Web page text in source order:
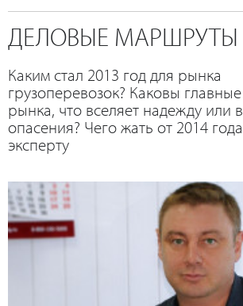
ДЕЛОВЫЕ МАРШРУТЫ
Каким стал 2013 год для рынка
грузоперевозок? Каковы
рынка, что вселяет надежду или
опасения? Чего жать от 2014
эксперту